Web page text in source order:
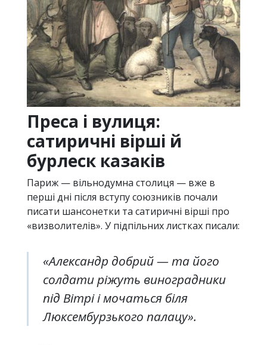
Преса і вулиця:
сатиричні вірші й
бурлеск казаків
Париж — вільнодумна столиця — вже в
перші дні після вступу союзників почали
писати шансонетки та сатиричні вірші про
«визволителів». У підпільних листках писали:
«Александр добрий — та його
солдати ріжуть виноградники
під Вітрі і мочаться біля
Люксембурзького палацу».